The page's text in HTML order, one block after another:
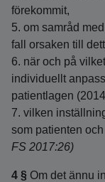
förekommit,
5. om samråd
fall orsaken till
6. när och på
individuellt
patientlagen
7. vilken
som patienten
FS 2017:26)
4 § Om det ännu